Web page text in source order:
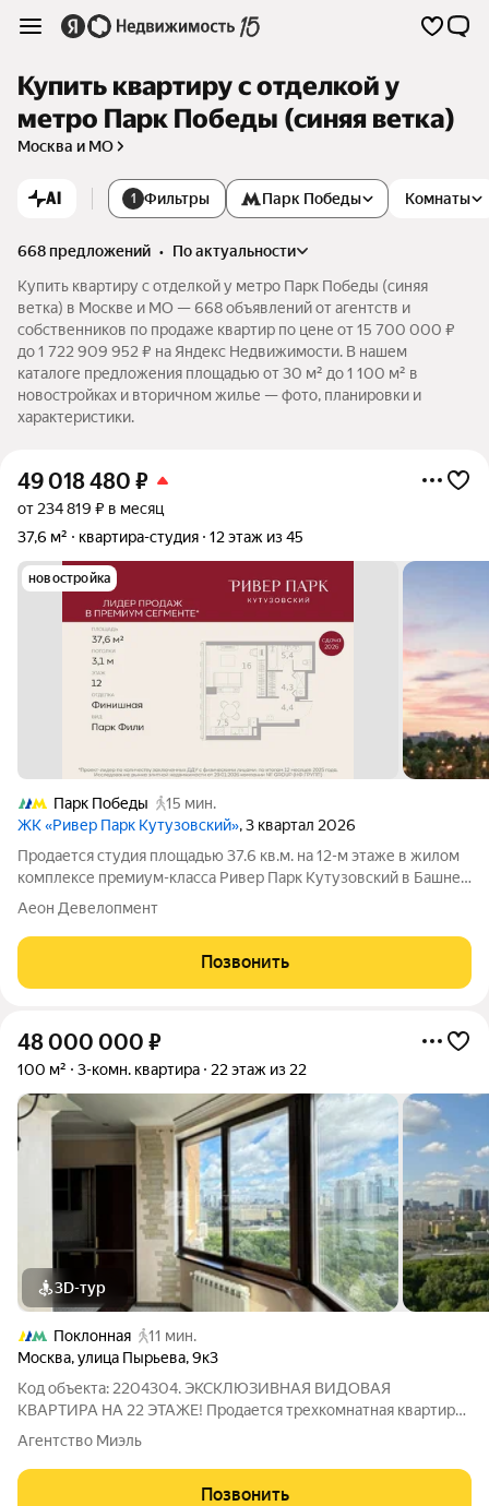
Купить квартиру с отделкой у
метро Парк Победы (синяя ветка)
Москва и МО
AI 1 Фильтры Комнаты
Парк Победы
668 предложений •
по актуальности
Купить квартиру с отделкой у метро Парк Победы (синяя
ветка) в Москве и МО — 668 объявлений от агентств и
собственников по продаже квартир по цене от 15 700 000 ₽
до 1 722 909 952 ₽ на Яндекс Недвижимости. В нашем
каталоге предложения площадью от 30 м² до 1 100 м² в
новостройках и вторичном жилье — фото, планировки и
характеристики.
49 018 480 ₽
от 234 819 ₽ в месяц
37,6 м²
квартира-студия 12 этаж из 45
новостройка
Парк Победы
15 мин.
ЖК «Ривер Парк Кутузовский», 3 квартал 2026
Продается студия площадью 37.6 кв.м. на 12-м этаже в жилом
комплексе премиум-класса Ривер Парк Кутузовский в Башне
Топаз Премиальный жилой комплекс Ривер Парк Кутузовский
строится в одном из самых престижных районов столицы
Дорогомилово, на берегу
Аеон Девелопмент
Позвонить
48 000 000 ₽
100 м² 3-комн. квартира 22 этаж из 22
3D-тур
Поклонная
11 мин.
Москва,улица Пырьева,9к3
Код объекта: 2204304. ЭКСКЛЮЗИВНАЯ ВИДОВАЯ
КВАРТИРА НА 22 ЭТАЖЕ! Продается трехкомнатная квартира
с кухней-гостиной площадью 100 кв. м на 22-м этаже.
потрясающий вид на Москва-Сити и центр Москвы.
Агентство Миэль
Позвонить